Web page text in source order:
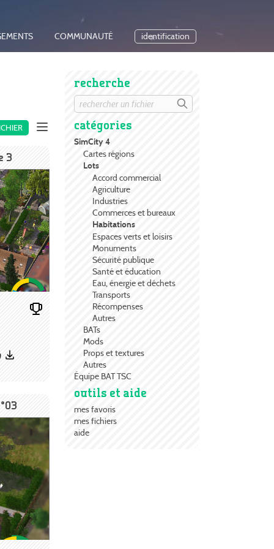
COMMUNAUTÉ identification
recherche
catégories
SimCity 4
Cartes régions
Lots
Accord commercial
Agriculture
Industries
Commerces et bureaux
Habitations
Espaces verts et loisirs
Monuments
Sécurité publique
Santé et éducation
Eau, énergie et déchets
Transports
Récompenses
Autres
BATs
Mods
Props et textures
Autres
Équipe BAT TSC
outils et aide
mes favoris
mes fichiers
aide
3